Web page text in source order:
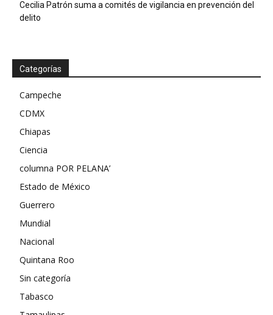
Cecilia Patrón suma a comités de vigilancia en prevención del
delito
Categorías
Campeche
CDMX
Chiapas
Ciencia
columna POR PELANA’
Estado de México
Guerrero
Mundial
Nacional
Quintana Roo
Sin categoría
Tabasco